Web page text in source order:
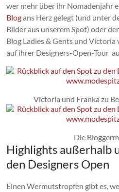
wer mehr über ihr Nomadenjahr
Blogans Herz gelegt (und unter
Bilder aus unserem Spot) oder
Blog Ladies & Gents und Victoria
auf ihrer Designers-Open-Tour
Victoria und Franka zu
Die
Highlights außerhalb
den Designers Open
Einen Wermutstropfen gibt es,